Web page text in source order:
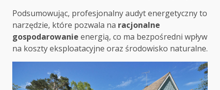
Podsumowując, profesjonalny audyt energetyczny to
narzędzie, które pozwala na racjonalne
gospodarowanie energią, co ma bezpośredni wpływ
na koszty eksploatacyjne oraz środowisko naturalne.